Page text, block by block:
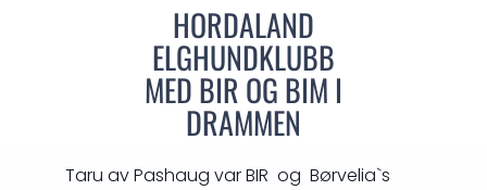
HORDALAND
ELGHUNDKLUBB
MED BIR OG BIM I
DRAMMEN
Taru av Pashaug var BIR og Børvelia`s